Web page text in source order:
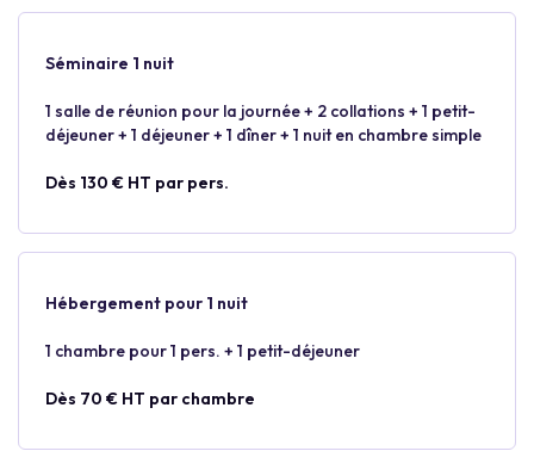
Séminaire 1 nuit
1 salle de réunion pour la journée + 2 collations + 1 petit-
déjeuner + 1 déjeuner + 1 dîner + 1 nuit en chambre simple
Dès 130 € HT par pers.
Hébergement pour 1 nuit
1 chambre pour 1 pers. + 1 petit-déjeuner
Dès 70 € HT par chambre